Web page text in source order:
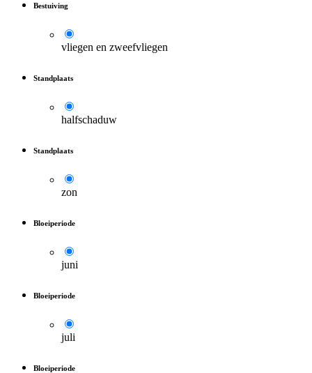
Bestuiving
vliegen en zweefvliegen
Standplaats
halfschaduw
Standplaats
zon
Bloeiperiode
juni
Bloeiperiode
juli
Bloeiperiode